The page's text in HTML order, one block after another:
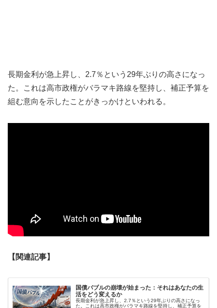
長期金利が急上昇し、2.7％という29年ぶりの高さになっ
た。これは高市政権がバラマキ路線を堅持し、補正予算を
組む意向を示したことがきっかけといわれる。
【関連記事】
国債バブルの崩壊が始まった：それはあなたの生
活をどう変えるか
長期金利が急上昇し、2.7％という29年ぶりの高さになっ
た。これは高市政権がバラマキ路線を堅持し、補正予算を